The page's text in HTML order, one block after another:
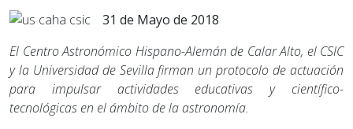
31 de Mayo de 2018
El Centro Astronómico Hispano-Alemán de Calar Alto, el CSIC
y la Universidad de Sevilla firman un protocolo de actuación
para impulsar actividades educativas y científico-
tecnológicas en el ámbito de la astronomía.